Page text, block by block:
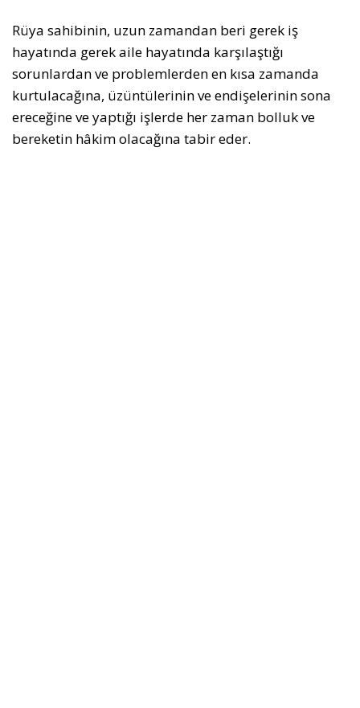
Rüya sahibinin, uzun zamandan beri gerek iş
hayatında gerek aile hayatında karşılaştığı
sorunlardan ve problemlerden en kısa zamanda
kurtulacağına, üzüntülerinin ve endişelerinin sona
ereceğine ve yaptığı işlerde her zaman bolluk ve
bereketin hâkim olacağına tabir eder.